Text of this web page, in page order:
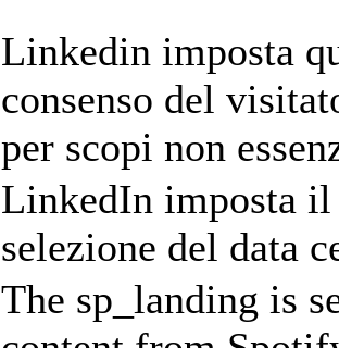
Linkedin imposta
consenso del
per scopi non
LinkedIn imposta
selezione del data
The sp_landing is